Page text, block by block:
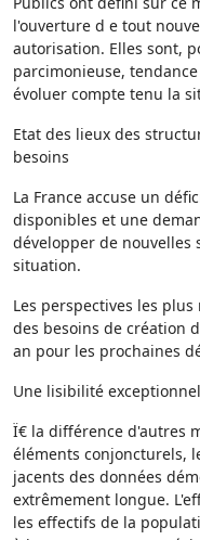
l'ouverture d e tout
autorisation. Elles sont,
parcimonieuse,
évoluer compte tenu la
Etat des lieux des
besoins
La France accuse un
disponibles et une
développer de
situation.
Les perspectives les
des besoins de création
an pour les prochaines
Une lisibilité
Ï€ la différence d'autres
éléments conjoncturels,
jacents des données
extrêmement longue.
les effectifs de la